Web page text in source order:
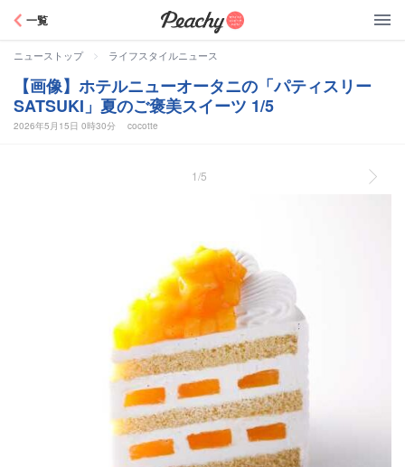
一覧
ニューストップ > ライフスタイルニュース
【画像】ホテルニューオータニの「パティスリー
SATSUKI」夏のご褒美スイーツ 1/5
2026年5月15日 0時30分 cocotte
1/5